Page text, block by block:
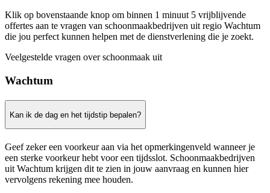
Klik op bovenstaande knop om binnen 1 minuut 5 vrijblijvende
offertes aan te vragen van schoonmaakbedrijven uit regio Wachtum
die jou perfect kunnen helpen met de dienstverlening die je zoekt.
Veelgestelde vragen over schoonmaak uit
Wachtum
Kan ik de dag en het tijdstip bepalen?
Geef zeker een voorkeur aan via het opmerkingenveld wanneer je
een sterke voorkeur hebt voor een tijdsslot. Schoonmaakbedrijven
uit Wachtum krijgen dit te zien in jouw aanvraag en kunnen hier
vervolgens rekening mee houden.